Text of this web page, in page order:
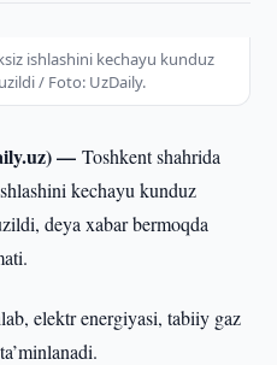
ishlashini kechayu kunduz
/ Foto: UzDaily.
— Toshkent shahrida
kechayu kunduz
deya xabar bermoqda
elektr energiyasi, tabiiy gaz